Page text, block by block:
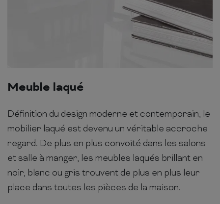
Meuble laqué
Définition du design moderne et contemporain, le
mobilier laqué est devenu un véritable accroche
regard. De plus en plus convoité dans les salons
et salle à manger, les meubles laqués brillant en
noir, blanc ou gris trouvent de plus en plus leur
place dans toutes les pièces de la maison.